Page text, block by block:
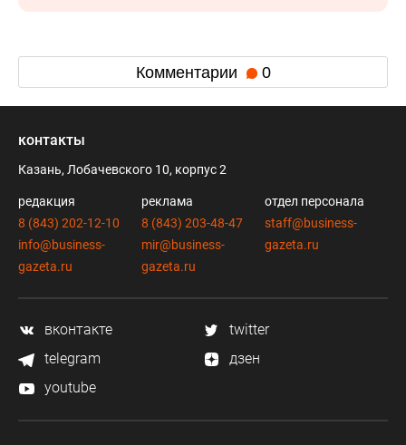
Комментарии 0
контакты
Казань, Лобачевского 10, корпус 2
редакция
8 (843) 202-12-10
info@business-
gazeta.ru
реклама
8 (843) 203-48-47
mir@business-
gazeta.ru
отдел персонала
staff@business-
gazeta.ru
вконтакте
twitter
telegram
дзен
youtube